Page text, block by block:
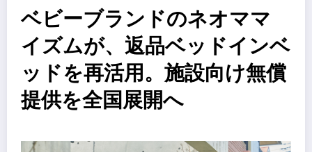
ベビーブランドのネオママ
イズムが、返品ベッドインベ
ッドを再活用。施設向け無償
提供を全国展開へ